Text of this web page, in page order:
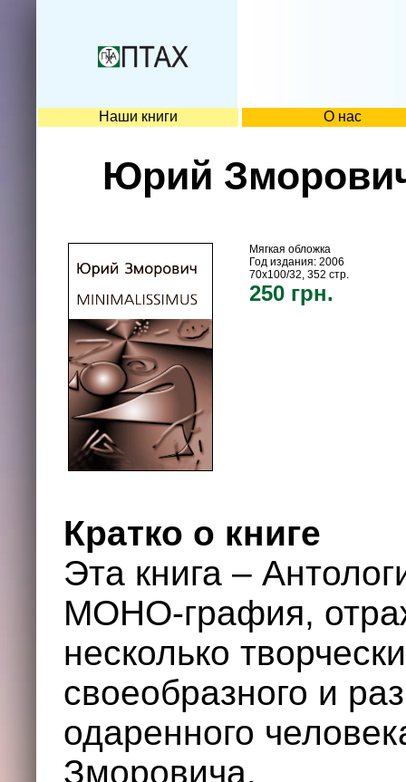
Наши книги О нас
Юрий
Мягкая обложка
Год издания: 2006
70х100/32, 352 стр.
250 грн.
Кратко о книге
Эта книга –
МОНО-графия,
несколько
своеобразного и
одаренного
Зморовича.